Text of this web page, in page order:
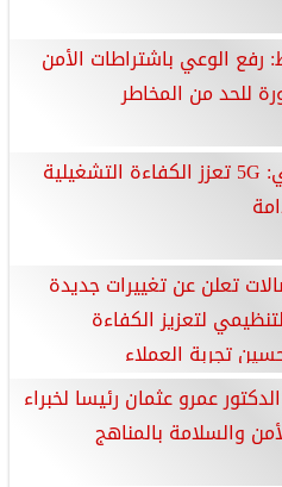
الوعي باشتراطات الأمن
للحد من المخاطر
أيمن السعدني: 5G تعزز الكفاءة التشغيلية
تعلن عن تغييرات جديدة
لتعزيز الكفاءة
تجربة العملاء
الدكتور عمرو عثمان رئيسا لخبراء
والسلامة بالمناهج